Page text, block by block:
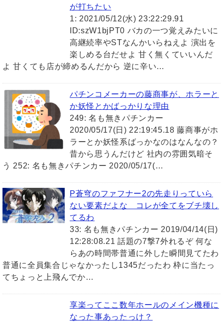
が打ちたい
1: 2021/05/12(水) 23:22:29.91
ID:szW1bjPT0 バカの一つ覚えみたいに
高継続率やSTなんかいらねえよ 演出を
楽しめる台だせよ 甘く無くていいんだ
よ 甘くても店が締めるんだから 逆に辛い…
パチンコメーカーの藤商事が、ホラーと
か妖怪とかばっかりな理由
249: 名も無きパチンカー
2020/05/17(日) 22:19:45.18 藤商事がホ
ラーとか妖怪系ばっかなのはなんなの？
昔から思うんだけど 社内の雰囲気暗そ
う 252: 名も無きパチンカー 2020/05/17(…
P蒼穹のファフナー2の先走りっていら
ない要素だよな コレが全てをブチ壊し
てるわ
33: 名も無きパチンカー 2019/04/14(日)
12:28:08.21 話題の7撃7外れるぞ 何な
らあの時間帯普通に外した瞬間見てたわ
普通に全員集合じゃなかったし1345だったわ 枠に当たっ
てちょっと上飛んでか…
享楽ってここ数年ホールのメイン機種に
なった事あったっけ？